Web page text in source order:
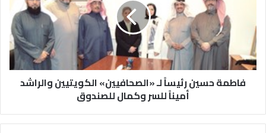
فاطمة حسين رئيساً لـ «الصحافيين» الكويتيين والراشد
أميناً للسر وكمال للصندوق